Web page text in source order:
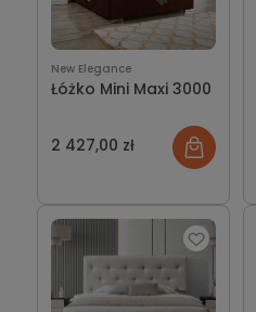
New Elegance
Łóżko Mini Maxi 3000
2 427,00 zł